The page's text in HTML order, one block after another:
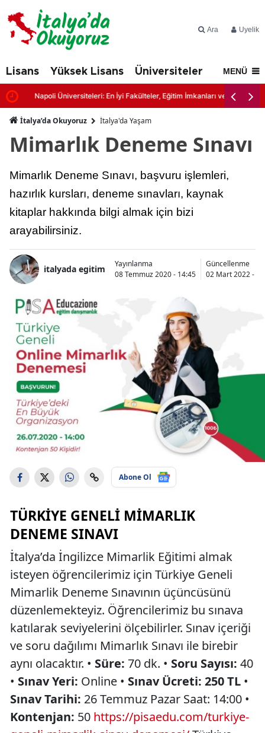
Ara Üyelik
Lisans Yüksek Lisans Üniversiteler İtalya'da
MENÜ
Napoli Üniversiteleri: En İyi Fakülteler, Eğitim İmkanları ve Başvuru
İtalya’da Okuyoruz İtalya'da Yaşam
Mimarlık Deneme Sınavı
Mimarlık Deneme Sınavı, başvuru işlemleri,
hazırlık kursları, deneme sınavları, kaynak
kitaplar hakkında bilgi almak için bizi
arayabilirsiniz.
italyada egitim
Yayınlanma
08 Temmuz 2020 - 14:45
Güncellenme
02 Mart 2022 -
Abone Ol
TÜRKIYE GENELI MIMARLIK
DENEME SINAVI
İtalya’da İngilizce Mimarlik Eğitimi almak
isteyen öğrencilerimiz için Türkiye Geneli
Mimarlik Deneme Sınavının üçüncüsünü
düzenlemekteyiz. Öğrencilerimiz bu sınava
katılarak seviyelerini ölçebilirler. Sınav içeriği
ve soru dağılımı Mimarlık Sınavı ile birebir
aynı olacaktır. • Süre: 70 dk. • Soru Sayısı: 40
• Sınav Yeri: Online • Sınav Ücreti: 250 TL •
Sınav Tarihi: 26 Temmuz Pazar Saat: 14:00 •
Kontenjan: 50 https://pisaedu.com/turkiye-